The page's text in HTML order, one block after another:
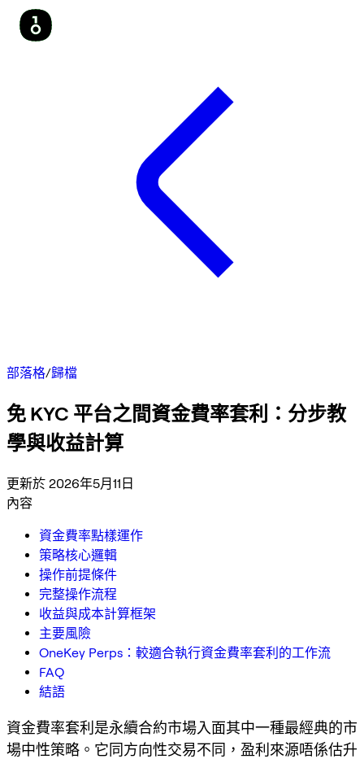
部落格/歸檔
免 KYC 平台之間資金費率套利：分步教
學與收益計算
更新於 2026年5月11日
內容
資金費率點樣運作
策略核心邏輯
操作前提條件
完整操作流程
收益與成本計算框架
主要風險
OneKey Perps：較適合執行資金費率套利的工作流
FAQ
結語
資金費率套利是永續合約市場入面其中一種最經典的市
場中性策略。它同方向性交易不同，盈利來源唔係估升